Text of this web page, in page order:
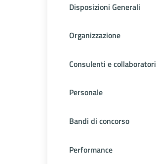
Disposizioni Generali
Organizzazione
Consulenti e collaboratori
Personale
Bandi di concorso
Performance